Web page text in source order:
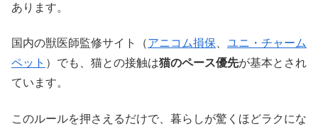
あります。
国内の獣医師監修サイト（アニコム損保
ユニ・チャーム
ペット ）でも、猫との接触は猫のペース優先が基本とされ
ています。
このルールを押さえるだけで、暮らしが驚くほどラクにな